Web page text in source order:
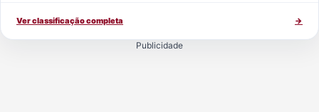
Ver classificação completa →
Publicidade